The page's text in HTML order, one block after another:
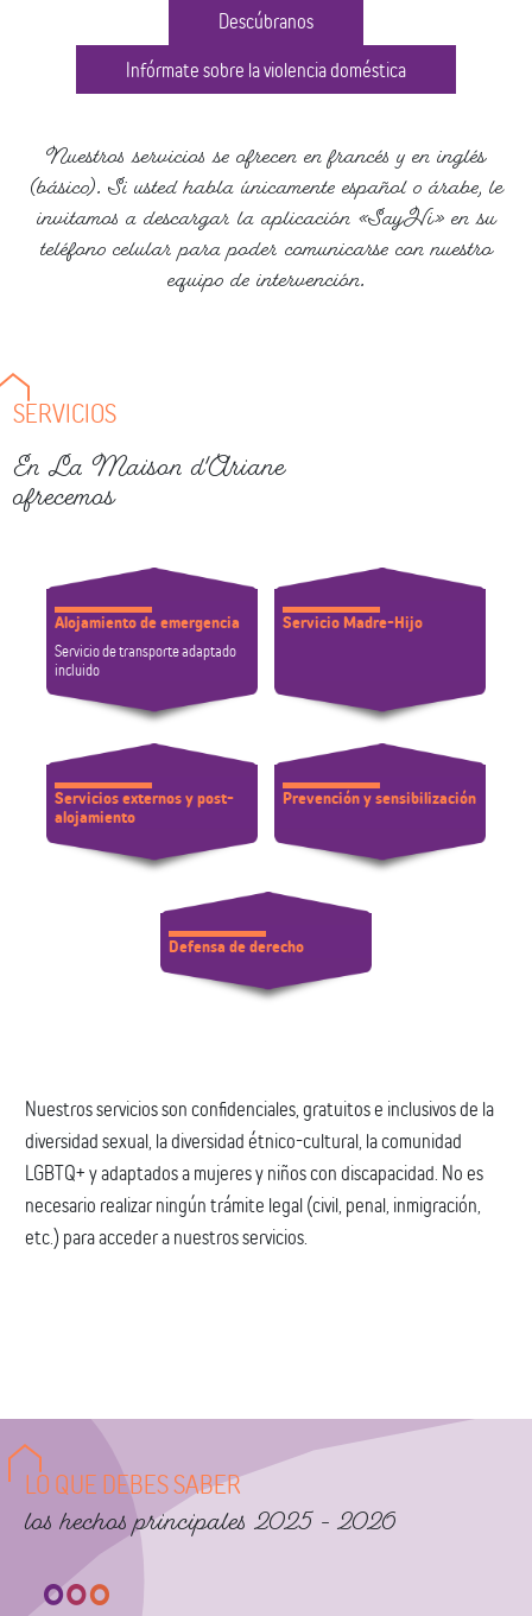
Descúbranos
Infórmate sobre la violencia doméstica
Nuestros servicios se ofrecen en francés y en inglés
(básico). Si usted habla únicamente español o árabe, le
invitamos a descargar la aplicación «SayHi» en su
teléfono celular para poder comunicarse con nuestro
equipo de intervención.
SERVICIOS
En La Maison d'Ariane
ofrecemos
Alojamiento de emergencia
Servicio de transporte adaptado
incluido
Servicio Madre-Hijo
Servicios externos y post-
alojamiento
Prevención y sensibilización
Defensa de derecho
Nuestros servicios son confidenciales, gratuitos e inclusivos de la
diversidad sexual, la diversidad étnico-cultural, la comunidad
LGBTQ+ y adaptados a mujeres y niños con discapacidad. No es
necesario realizar ningún trámite legal (civil, penal, inmigración,
etc.) para acceder a nuestros servicios.
LO QUE DEBES SABER
los hechos principales 2025 - 2026